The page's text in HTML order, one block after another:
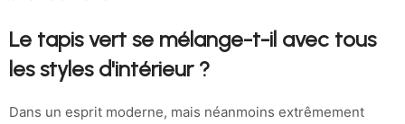
Le tapis vert se mélange-t-il avec tous
les styles d'intérieur ?
Dans un esprit moderne, mais néanmoins extrêmement